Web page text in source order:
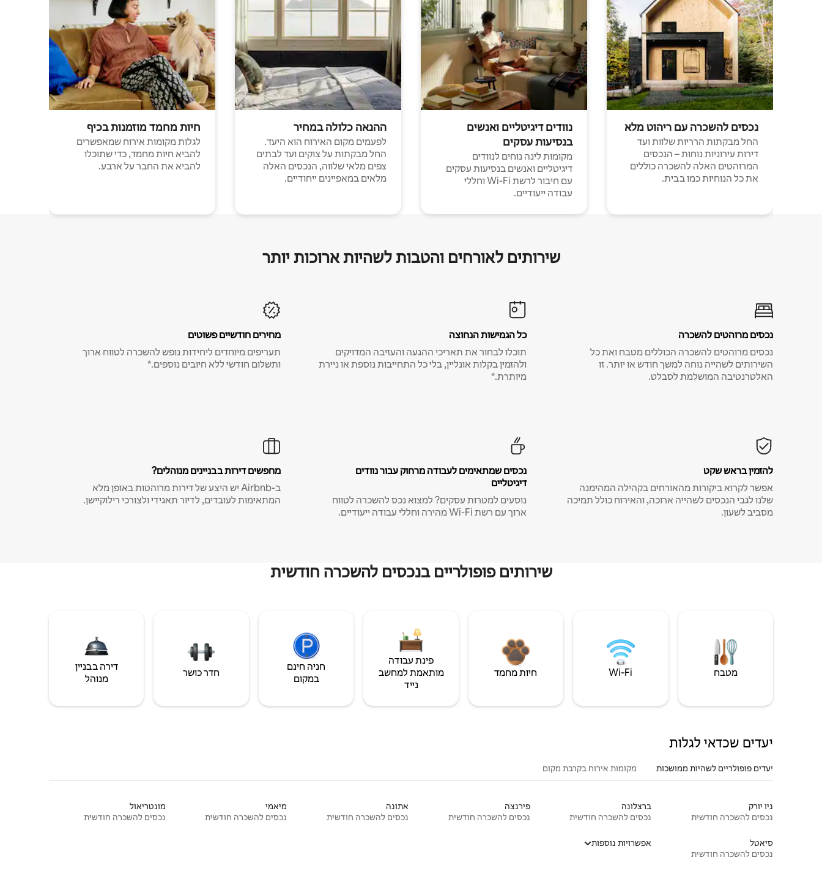
נכסים להשכרה עם ריהוט מלא
החל מבקתות הרריות שלוות ועד
דירות עירוניות נוחות – הנכסים
המרוהטים האלה להשכרה כוללים
את כל הנוחיות כמו בבית.
נוודים דיגיטליים ואנשים
בנסיעות עסקים
מקומות לינה נוחים לנוודים
דיגיטליים ואנשים בנסיעות עסקים
עם חיבור לרשת Wi-Fi וחללי
עבודה ייעודיים.
ההנאה כלולה במחיר
לפעמים מקום האירוח הוא היעד.
החל מבקתות על צוקים ועד לבתים
צפים מלאי שלווה, הנכסים האלה
מלאים במאפיינים ייחודיים.
חיות מחמד מוזמנות בכיף
לגלות מקומות אירוח שמאפשרים
להביא חיות מחמד, כדי שתוכלו
להביא את החבר על ארבע.
שירותים לאורחים והטבות לשהיות ארוכות יותר
נכסים מרוהטים להשכרה
נכסים מרוהטים להשכרה הכוללים מטבח ואת כל
השירותים לשהייה נוחה למשך חודש או יותר. זו
האלטרנטיבה המושלמת לסבלט.
כל הגמישות הנחוצה
תוכלו לבחור את תאריכי ההגעה והעזיבה המדויקים
ולהזמין בקלות אונליין, בלי כל התחייבות נוספת או ניירת
מיותרת.*
מחירים חודשיים פשוטים
תעריפים מיוחדים ליחידות נופש להשכרה לטווח ארוך
ותשלום חודשי ללא חיובים נוספים.*
להזמין בראש שקט
אפשר לקרוא ביקורות מהאורחים בקהילה המהימנה
שלנו לגבי הנכסים לשהייה ארוכה, והאירוח כולל תמיכה
מסביב לשעון.
נכסים שמתאימים לעבודה מרחוק עבור נוודים
דיגיטליים
נוסעים למטרות עסקים? למצוא נכס להשכרה לטווח
ארוך עם רשת Wi-Fi מהירה וחללי עבודה ייעודיים.
מחפשים דירות בבניינים מנוהלים?
ב-Airbnb יש היצע של דירות מרוהטות באופן מלא
המתאימות לעובדים, לדיור תאגידי ולצורכי רילוקיישן.
שירותים פופולריים בנכסים להשכרה חודשית
מטבח Wi‑Fi חיות מחמד
פינת עבודה
מותאמת למחשב
נייד
חניה חינם
במקום
חדר כושר
דירה בבניין
מנוהל
יעדים שכדאי לגלות
יעדים פופולריים לשהיות ממושכות מקומות אירוח בקרבת מקום
ניו יורק
נכסים להשכרה חודשית
ברצלונה
נכסים להשכרה חודשית
פירנצה
נכסים להשכרה חודשית
אתונה
נכסים להשכרה חודשית
מיאמי
נכסים להשכרה חודשית
מונטריאול
נכסים להשכרה חודשית
סיאטל
נכסים להשכרה חודשית
אפשרויות נוספות